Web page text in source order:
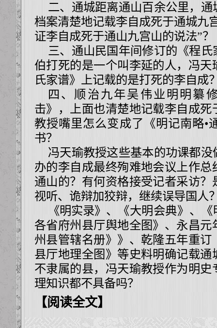
二、通城距离通山百余公里，
档案清楚地记载李自成死于通城九
证李自成死于通山九宫山的说法”？
三、通山民国年间修订的《程
伯打死的是一个叫李延的人，冯
氏家谱》上记载的是打死的李自成
四、顺治九年吴伟业明明纂
击》，上面也清楚地记载李自成
教授嘴里怎么变成了《明记南略•
书？
冯天瑜教授这些基本的功课都
办的李自成最终殉难地会议上作
通山的？有何资格接受记者采访
视听、诡辩加狡辩，继续误导国人
《明实录》、
《大明会典》、
各省府州县厅舆地全图》、永昌
州县管辖名册》》、乾隆五年重
县厅地理全图》等史料明确记载
不隶属的县，冯天瑜教授作为明
理知识都不具备吗？
【阅读全文】